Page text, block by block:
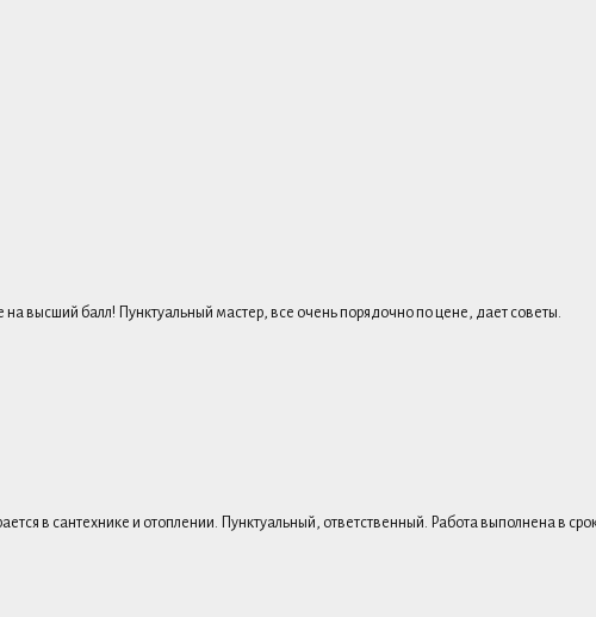
высший балл! Пунктуальный мастер, все очень порядочно по цене, дает советы.
в сантехнике и отоплении. Пунктуальный, ответственный. Работа выполнена в